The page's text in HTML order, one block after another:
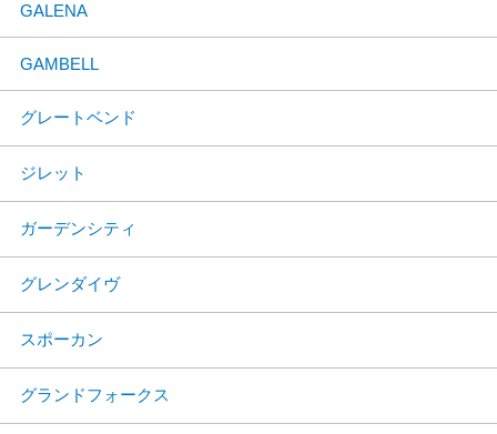
GALENA
GAMBELL
グレートベンド
ジレット
ガーデンシティ
グレンダイヴ
スポーカン
グランドフォークス